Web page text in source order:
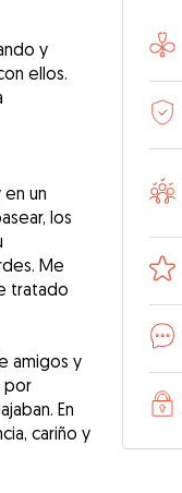
y
ellos.
un
los
Me
tratado
amigos y
por
En
cariño y